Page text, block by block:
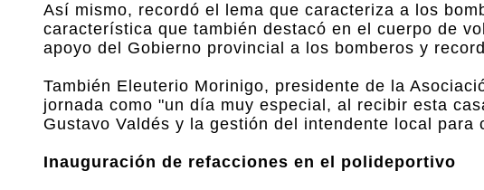
Así mismo, recordó el lema que caracteriza a los
característica que también destacó en el cuerpo de
apoyo del Gobierno provincial a los bomberos y
También Eleuterio Morinigo, presidente de la
jornada como "un día muy especial, al recibir esta
Gustavo Valdés y la gestión del intendente local
Inauguración de refacciones en el polideportivo